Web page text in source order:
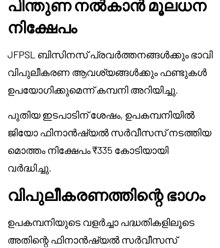
പിന്തുണ നൽകാൻ മൂലധന
നിക്ഷേപം
JFPSL ബിസിനസ് പ്രവർത്തനങ്ങൾക്കും ഭാവി
വിപുലീകരണ ആവശ്യങ്ങൾക്കും ഫണ്ടുകൾ
ഉപയോഗിക്കുമെന്ന് കമ്പനി അറിയിച്ചു.
പുതിയ ഇടപാടിന് ശേഷം, ഉപകമ്പനിയിൽ
ജിയോ ഫിനാൻഷ്യൽ സർവീസസ് നടത്തിയ
മൊത്തം നിക്ഷേപം ₹335 കോടിയായി
വർദ്ധിച്ചു.
വിപുലീകരണത്തിന്റെ ഭാഗം
ഉപകമ്പനിയുടെ വളർച്ചാ പദ്ധതികളിലൂടെ
അതിന്റെ ഫിനാൻഷ്യൽ സർവീസസ്